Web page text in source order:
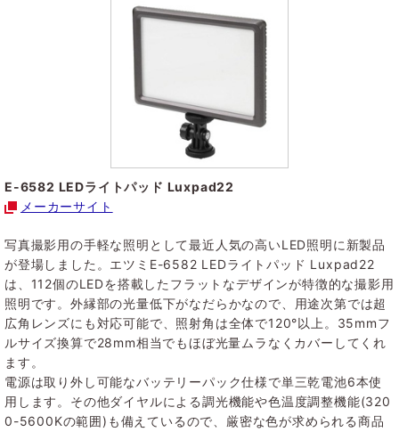
E-6582 LEDライトパッド Luxpad22
メーカーサイト
写真撮影用の手軽な照明として最近人気の高いLED照明に新製品
が登場しました。エツミE-6582 LEDライトパッド Luxpad22
は、112個のLEDを搭載したフラットなデザインが特徴的な撮影用
照明です。外縁部の光量低下がなだらかなので、用途次第では超
広角レンズにも対応可能で、照射角は全体で120°以上。35mmフ
ルサイズ換算で28mm相当でもほぼ光量ムラなくカバーしてくれ
ます。
電源は取り外し可能なバッテリーパック仕様で単三乾電池6本使
用します。その他ダイヤルによる調光機能や色温度調整機能(320
0-5600Kの範囲)も備えているので、厳密な色が求められる商品